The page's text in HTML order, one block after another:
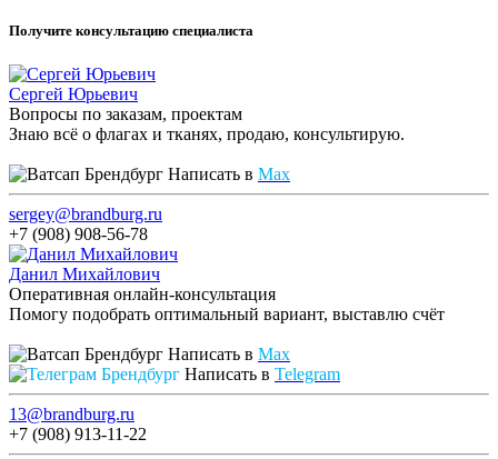
Получите консультацию специалиста
Сергей Юрьевич
Вопросы по заказам, проектам
Знаю всё о флагах и тканях, продаю, консультирую.
Написать в Max
sergey@brandburg.ru
+7 (908) 908-56-78
Данил Михайлович
Оперативная онлайн-консультация
Помогу подобрать оптимальный вариант, выставлю счёт
Написать в Max
Написать в Telegram
13@brandburg.ru
+7 (908) 913-11-22